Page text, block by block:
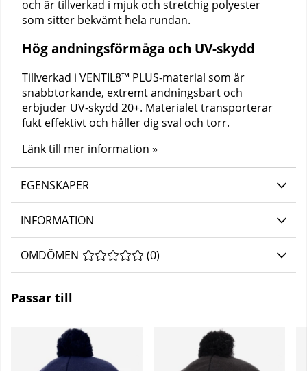
och är tillverkad i mjuk och stretchig polyester
som sitter bekvämt hela rundan.
Hög andningsförmåga och UV-skydd
Tillverkad i VENTIL8™ PLUS-material som är
snabbtorkande, extremt andningsbart och
erbjuder UV-skydd 20+. Materialet transporterar
fukt effektivt och håller dig sval och torr.
Länk till mer information »
EGENSKAPER
INFORMATION
OMDÖMEN MEDELBETYG 0 AV 5 ANTAL BETYG 0
(0)
Passar till